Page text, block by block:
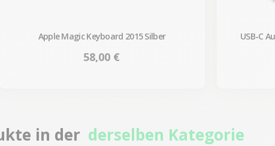
Apple Magic Keyboard 2015 Silber
Preis
58,00 €
USB-C
in der derselben Kategorie